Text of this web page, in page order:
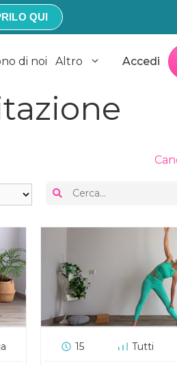
QUI
di noi Altro Accedi
15 Tutti